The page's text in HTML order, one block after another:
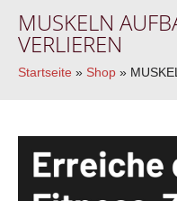
MUSKELN
VERLIEREN
Startseite » Shop »